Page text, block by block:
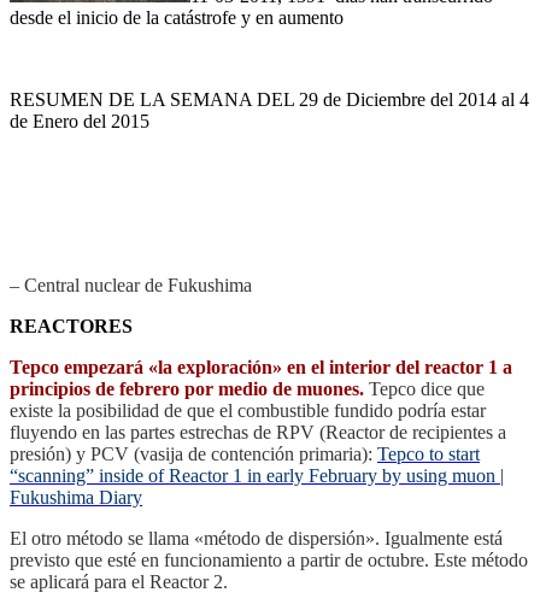
desde el inicio de la catástrofe y en aumento
RESUMEN DE LA SEMANA DEL 29 de Diciembre del 2014 al 4
de Enero del 2015
– Central nuclear de Fukushima
REACTORES
Tepco empezará «la exploración» en el interior del reactor 1 a
principios de febrero por medio de muones. Tepco dice que
existe la posibilidad de que el combustible fundido podría estar
fluyendo en las partes estrechas de RPV (Reactor de recipientes a
presión) y PCV (vasija de contención primaria): Tepco to start
“scanning” inside of Reactor 1 in early February by using muon |
Fukushima Diary
El otro método se llama «método de dispersión». Igualmente está
previsto que esté en funcionamiento a partir de octubre. Este método
se aplicará para el Reactor 2.